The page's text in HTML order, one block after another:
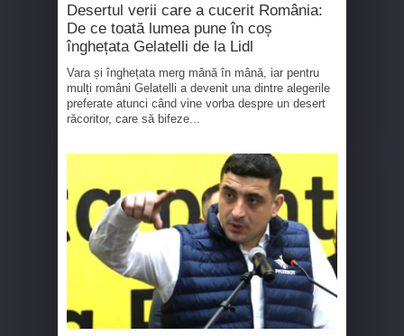
Desertul verii care a cucerit România:
De ce toată lumea pune în coș
înghețata Gelatelli de la Lidl
Vara și înghețata merg mână în mână, iar pentru
mulți români Gelatelli a devenit una dintre alegerile
preferate atunci când vine vorba despre un desert
răcoritor, care să bifeze...